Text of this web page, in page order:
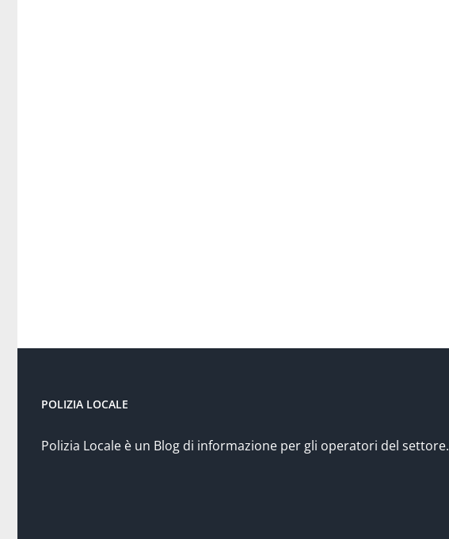
POLIZIA LOCALE
Polizia Locale è un Blog di informazione per gli operatori del settore.